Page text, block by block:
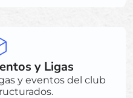
y Ligas
y eventos del club